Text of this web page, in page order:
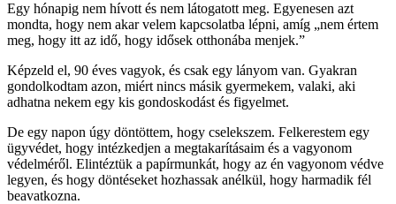
Egy hónapig nem hívott és nem látogatott meg. Egyenesen azt
mondta, hogy nem akar velem kapcsolatba lépni, amíg „nem értem
meg, hogy itt az idő, hogy idősek otthonába menjek.”
Képzeld el, 90 éves vagyok, és csak egy lányom van. Gyakran
gondolkodtam azon, miért nincs másik gyermekem, valaki, aki
adhatna nekem egy kis gondoskodást és figyelmet.
De egy napon úgy döntöttem, hogy cselekszem. Felkerestem egy
ügyvédet, hogy intézkedjen a megtakarításaim és a vagyonom
védelméről. Elintéztük a papírmunkát, hogy az én vagyonom védve
legyen, és hogy döntéseket hozhassak anélkül, hogy harmadik fél
beavatkozna.